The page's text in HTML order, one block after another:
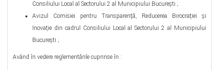
Consiliului Local al Sectorului 2 al Municipiului București ;
Avizul Comisiei pentru Transparență, Reducerea Birocrației și
Inovație din cadrul Consiliului Local al Sectorului 2 al Municipiului
București ;
Având în vedere reglementările cuprinse în :